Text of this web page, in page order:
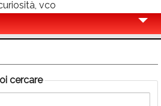
vco
cercare